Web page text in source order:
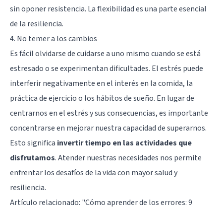
sin oponer resistencia. La flexibilidad es una parte esencial
de la resiliencia.
4. No temer a los cambios
Es fácil olvidarse de cuidarse a uno mismo cuando se está
estresado o se experimentan dificultades. El estrés puede
interferir negativamente en el interés en la comida, la
práctica de ejercicio o los hábitos de sueño. En lugar de
centrarnos en el estrés y sus consecuencias, es importante
concentrarse en mejorar nuestra capacidad de superarnos.
Esto significa invertir tiempo en las actividades que
disfrutamos. Atender nuestras necesidades nos permite
enfrentar los desafíos de la vida con mayor salud y
resiliencia.
Artículo relacionado: "Cómo aprender de los errores: 9